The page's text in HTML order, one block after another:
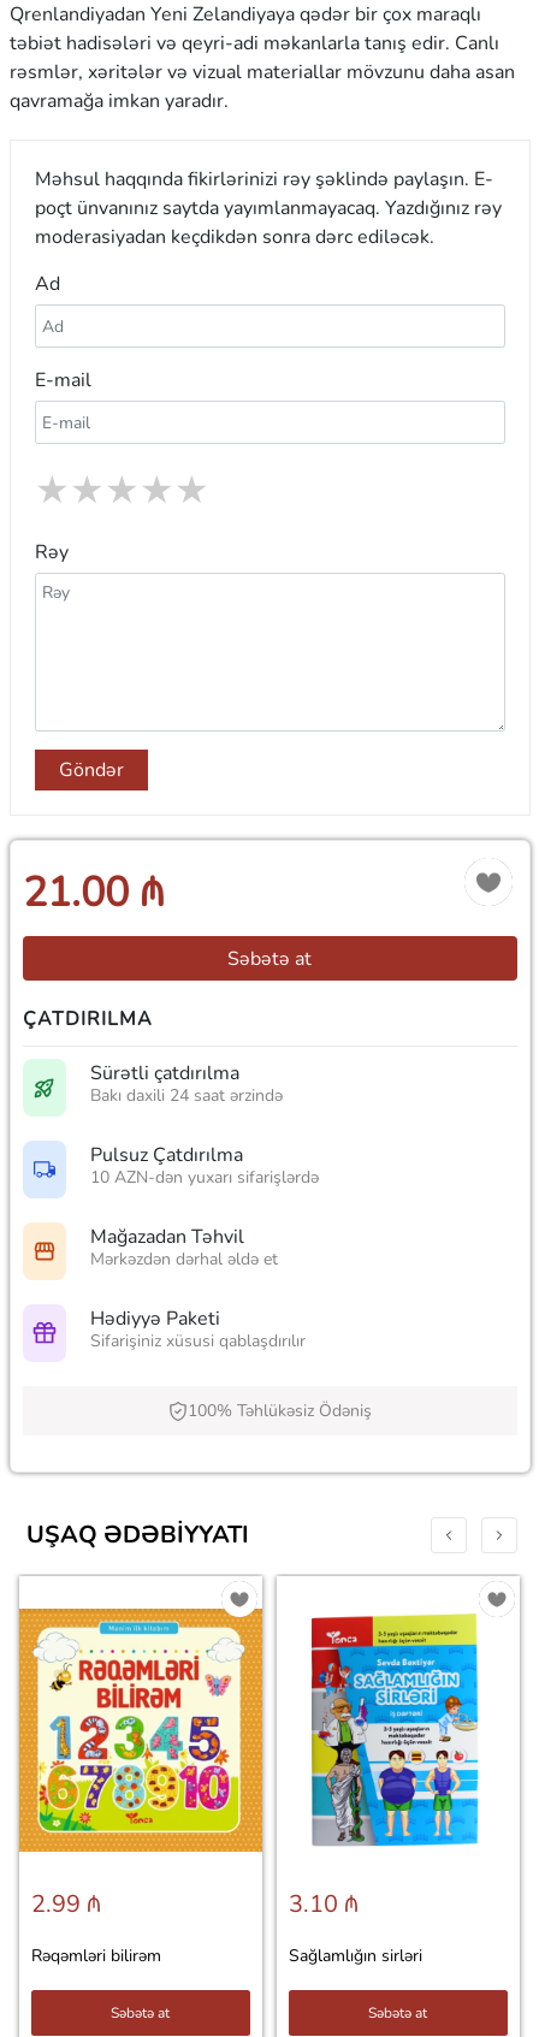
Qrenlandiyadan Yeni Zelandiyaya qədər bir çox maraqlı
təbiət hadisələri və qeyri-adi məkanlarla tanış edir. Canlı
rəsmlər, xəritələr və vizual materiallar mövzunu daha asan
qavramağa imkan yaradır.
Məhsul haqqında fikirlərinizi rəy şəklində paylaşın. E-
poçt ünvanınız saytda yayımlanmayacaq. Yazdığınız rəy
moderasiyadan keçdikdən sonra dərc ediləcək.
Ad
E-mail
★
★
★
★
★
Rəy
Göndər
21.00 ₼
Səbətə at
ÇATDIRILMA
Sürətli çatdırılma
Bakı daxili 24 saat ərzində
Pulsuz Çatdırılma
10 AZN-dən yuxarı sifarişlərdə
Mağazadan Təhvil
Mərkəzdən dərhal əldə et
Hədiyyə Paketi
Sifarişiniz xüsusi qablaşdırılır
100% Təhlükəsiz Ödəniş
UŞAQ ƏDƏBIYYATI
2.99 ₼
Rəqəmləri bilirəm
Səbətə at
3.10 ₼
Sağlamlığın sirləri
Səbətə at